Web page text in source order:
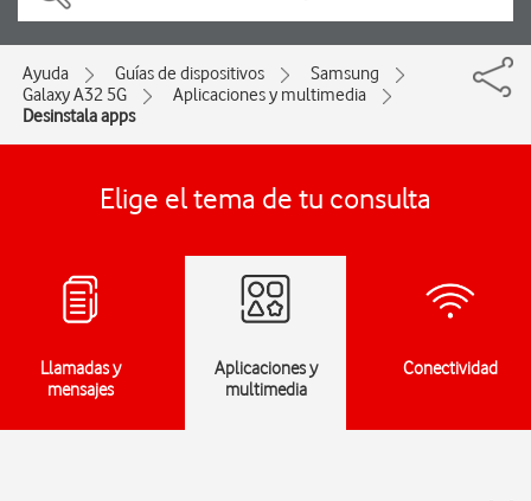
Ayuda Guías de dispositivos
Samsung
Galaxy A32 5G
Aplicaciones y multimedia
Desinstala apps
Elige el tema de tu consulta
Llamadas y
mensajes
Aplicaciones y
multimedia
Conectividad